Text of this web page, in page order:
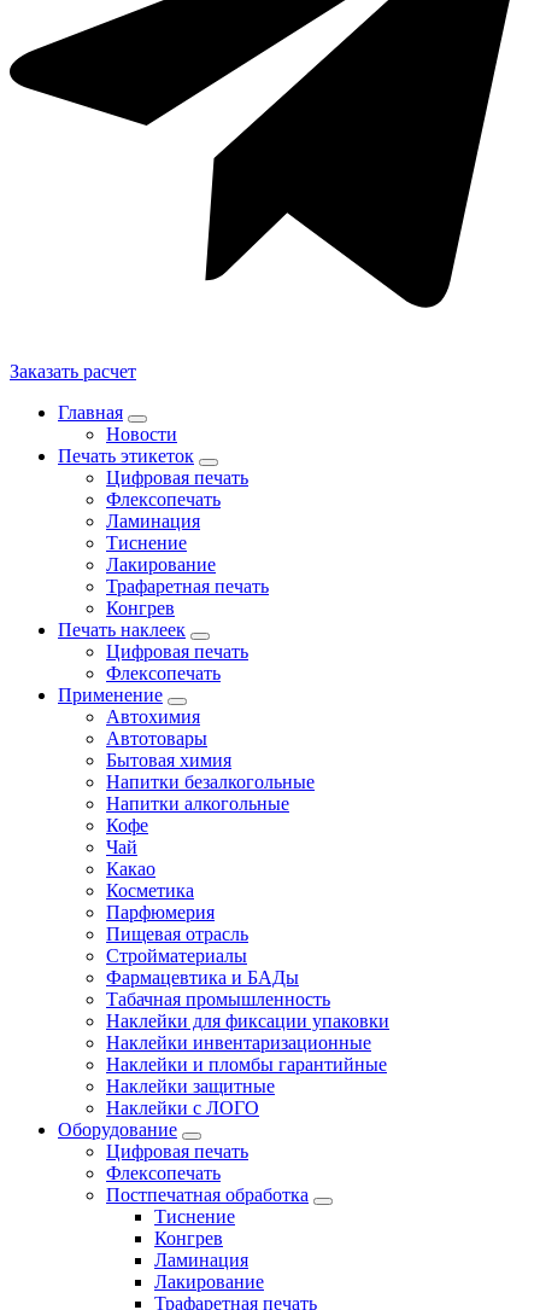
Заказать расчет
Главная
Новости
Печать этикеток
Цифровая печать
Флексопечать
Ламинация
Тиснение
Лакирование
Трафаретная печать
Конгрев
Печать наклеек
Цифровая печать
Флексопечать
Применение
Автохимия
Автотовары
Бытовая химия
Напитки безалкогольные
Напитки алкогольные
Кофе
Чай
Какао
Косметика
Парфюмерия
Пищевая отрасль
Стройматериалы
Фармацевтика и БАДы
Табачная промышленность
Наклейки для фиксации упаковки
Наклейки инвентаризационные
Наклейки и пломбы гарантийные
Наклейки защитные
Наклейки с ЛОГО
Оборудование
Цифровая печать
Флексопечать
Постпечатная обработка
Тиснение
Конгрев
Ламинация
Лакирование
Трафаретная печать